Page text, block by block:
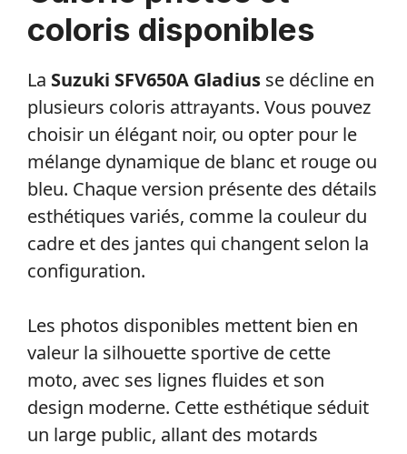
coloris disponibles
La Suzuki SFV650A Gladius se décline en
plusieurs coloris attrayants. Vous pouvez
choisir un élégant noir, ou opter pour le
mélange dynamique de blanc et rouge ou
bleu. Chaque version présente des détails
esthétiques variés, comme la couleur du
cadre et des jantes qui changent selon la
configuration.
Les photos disponibles mettent bien en
valeur la silhouette sportive de cette
moto, avec ses lignes fluides et son
design moderne. Cette esthétique séduit
un large public, allant des motards